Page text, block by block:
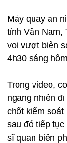
Máy quay an
tỉnh Vân Nam,
voi vượt biên
4h30 sáng
Trong video,
ngang nhiên
chốt kiểm
sau đó tiếp
sĩ quan biên